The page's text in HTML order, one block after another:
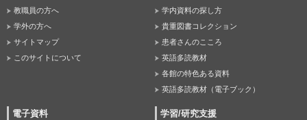
教職員の方へ
学外の方へ
サイトマップ
このサイトについて
学内資料の探し方
貴重図書コレクション
患者さんのこころ
英語多読教材
各館の特色ある資料
英語多読教材（電子ブック）
電子資料 学習/研究支援